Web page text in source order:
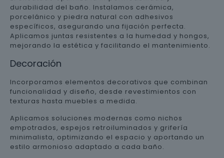
durabilidad del baño. Instalamos cerámica,
porcelánico y piedra natural con adhesivos
específicos, asegurando una fijación perfecta.
Aplicamos juntas resistentes a la humedad y hongos,
mejorando la estética y facilitando el mantenimiento.
Decoración
Incorporamos elementos decorativos que combinan
funcionalidad y diseño, desde revestimientos con
texturas hasta muebles a medida.
Aplicamos soluciones modernas como nichos
empotrados, espejos retroiluminados y grifería
minimalista, optimizando el espacio y aportando un
estilo armonioso adaptado a cada baño.